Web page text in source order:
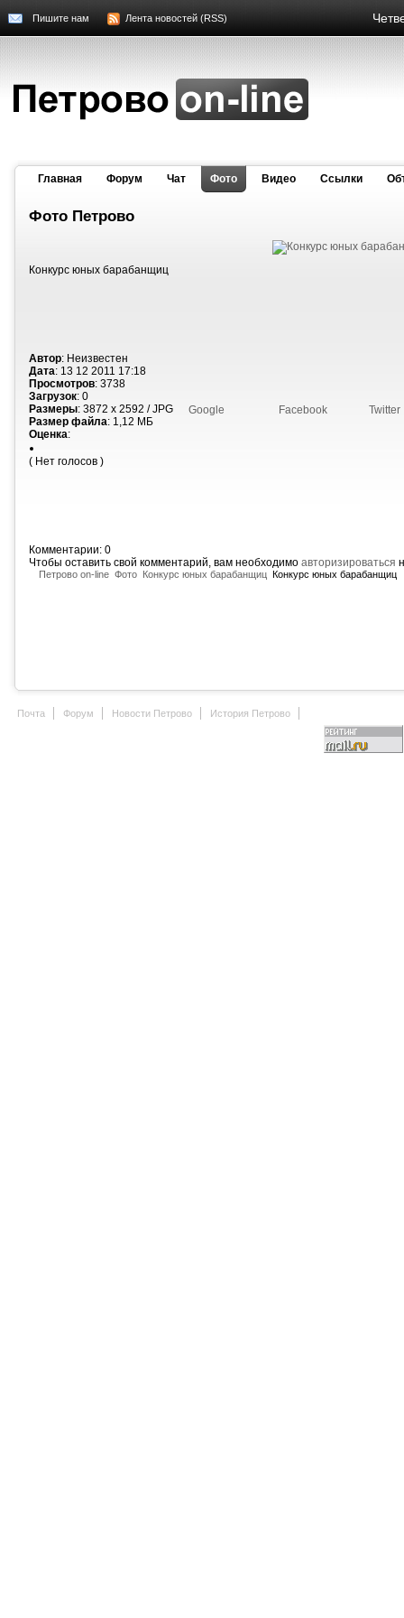
Пишите нам Лента новостей (RSS)
Главная Форум Чат Фото Видео Cсылки
Фото Петрово
Конкурс юных барабанщиц
Автор: Неизвестен
Дата: 13 12 2011 17:18
Просмотров: 3738
Загрузок: 0
Размеры: 3872 x 2592 / JPG
Размер файла: 1,12 МБ
Оценка:
( Нет голосов )
Google Facebook Twitter
Комментарии: 0
Чтобы оставить свой комментарий, вам необходимо авторизироваться
Петрово on-line Фото Конкурс юных барабанщиц Конкурс юных барабанщиц
Почта Форум Новости Петрово История Петрово